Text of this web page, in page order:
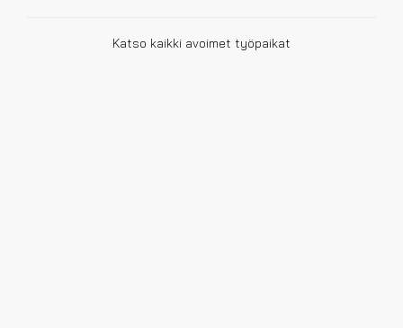
Katso kaikki avoimet työpaikat